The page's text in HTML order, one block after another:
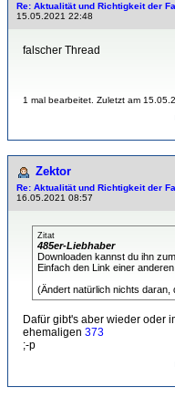
Re: Aktualität und Richtigkeit der
15.05.2021 22:48
falscher Thread
1 mal bearbeitet. Zuletzt am
Zektor
Re: Aktualität und Richtigkeit der
16.05.2021 08:57
Zitat
485er-Liebhaber
Downloaden kannst du ihn
Einfach den Link einer
(Ändert natürlich nichts daran,
Dafür gibt's aber wieder oder
ehemaligen 373
;-p